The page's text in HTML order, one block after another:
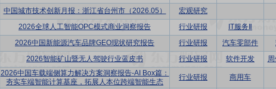
中国城市技术创新月报：浙江省台州市（2026.05） 宏观研究
2026全球人工智能OPC模式商业洞察报告 行业研报 IT服务Ⅱ
2026中国新能源汽车品牌GEO现状研究报告 行业研报 汽车零部件
2026智能矿山暨无人驾驶行业蓝皮书 行业研报 软件开发
2026中国车载端侧算力解决方案洞察报告-AI Box篇：
夯实车端智能计算基座，拓展人本位跨端智能生态
行业研报 商用车